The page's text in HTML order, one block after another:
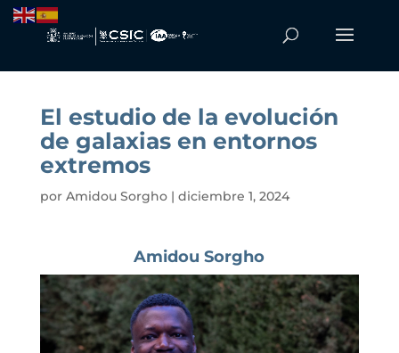
El estudio de la evolución
de galaxias en entornos
extremos
por Amidou Sorgho| diciembre 1, 2024
Amidou Sorgho